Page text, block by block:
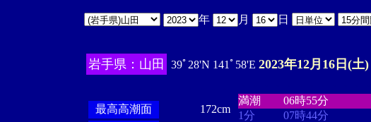
年 月 日
岩手県：山田 39ﾟ28'N 141ﾟ58'E 2023年12月16日(土)
最高高潮面
172cm
満潮
06時55分
1分
07時44分